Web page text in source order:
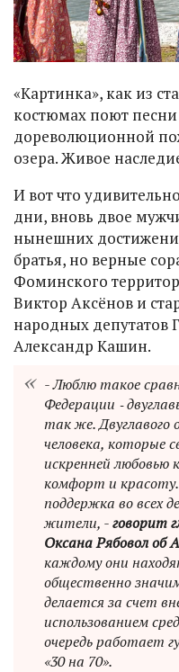
«Картинка», как из
костюмах поют
дореволюционной
озера. Живое
И вот что
дни, вновь двое
нынешних
братья, но верные
Фоминского
Виктор Аксёнов и
народных депутатов
Александр Кашин.
- Люблю такое
Федерации ‑
так же. Двуглавого
человека, которые
искренней любовью
комфорт и
поддержка во всех
жители, -говорит
Оксана Рябовол об
каждому они
общественно
делается за счет
использованием
очередь работает
«30 на 70».